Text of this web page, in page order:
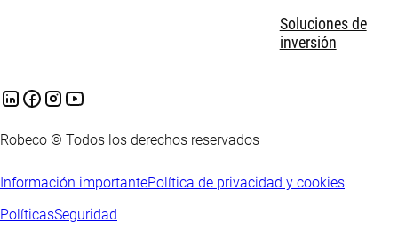
Soluciones de
inversión
Robeco © Todos los derechos reservados
Información importantePolítica de privacidad y cookies
PolíticasSeguridad